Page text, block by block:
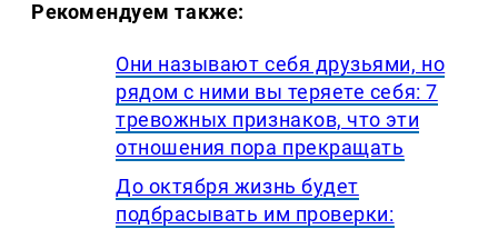
Рекомендуем также:
Они называют себя друзьями, но
рядом с ними вы теряете себя: 7
тревожных признаков, что эти
отношения пора прекращать
До октября жизнь будет
подбрасывать им проверки: